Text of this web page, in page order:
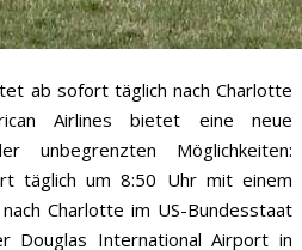
ab sofort täglich nach Charlotte
Airlines bietet eine neue
unbegrenzten Möglichkeiten:
täglich um 8:50 Uhr mit einem
Charlotte im US-Bundesstaat
Douglas International Airport in